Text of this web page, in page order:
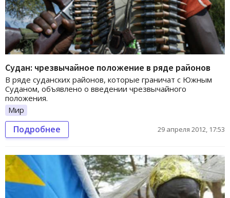
Судан: чрезвычайное положение в ряде районов
В ряде суданских районов, которые граничат с Южным
Суданом, объявлено о введении чрезвычайного
положения.
Мир
Подробнее 29 апреля 2012, 17:53